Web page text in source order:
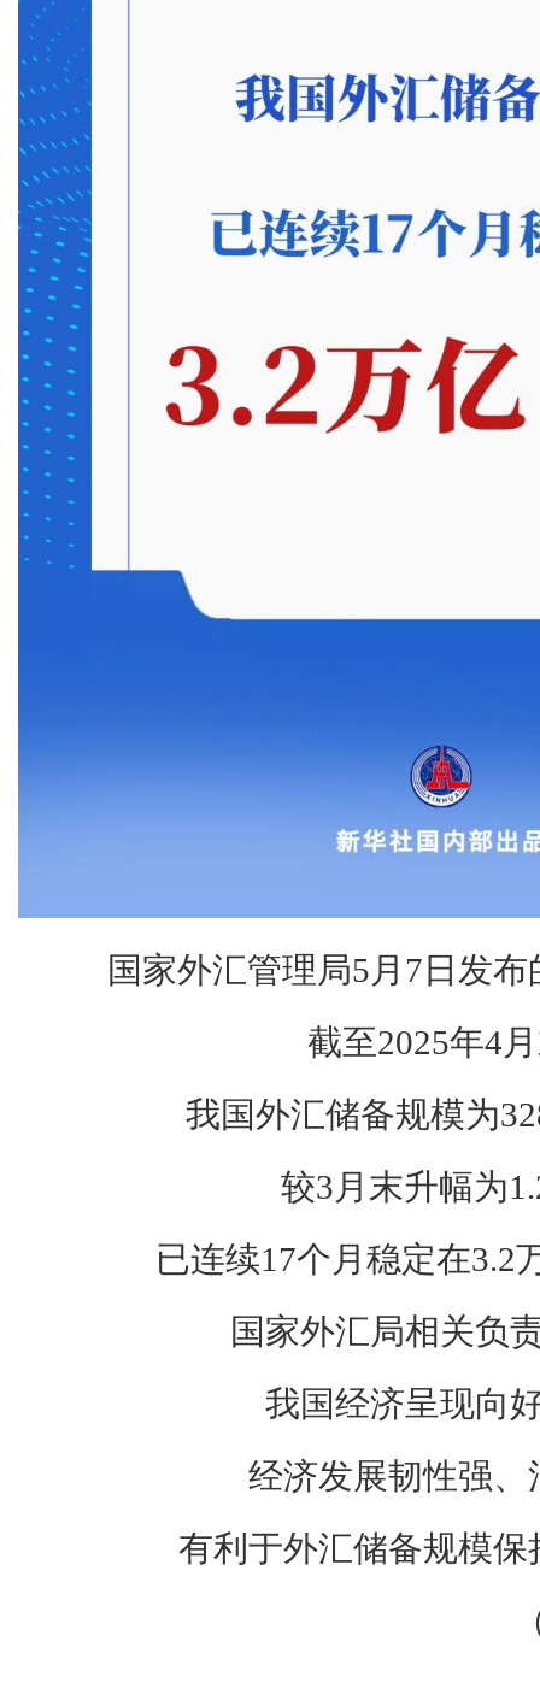
国家外汇管理局5月7日发
截至2025年4
我国外汇储备规模为
较3月末升幅为
已连续17个月稳定在3.2
国家外汇局相关负
我国经济呈现向
经济发展韧性强、
有利于外汇储备规模保